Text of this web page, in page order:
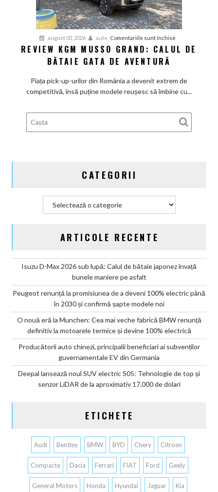
august 03, 2026 auto Comentariile sunt închise
Review
Grand:
Calul
bătaie
gata
de
REVIEW KGM MUSSO GRAND: CALUL DE
BĂTAIE GATA DE AVENTURĂ
Piața pick-up-urilor din România a devenit extrem de
competitivă, însă puține modele reușesc să îmbine cu...
CATEGORII
ARTICOLE RECENTE
Isuzu D-Max 2026 sub lupă: Calul de bătaie japonez învață
bunele maniere pe asfalt
Peugeot renunță la promisiunea de a deveni 100% electric până
în 2030 și confirmă șapte modele noi
O nouă eră la Munchen: Cea mai veche fabrică BMW renunță
definitiv la motoarele termice și devine 100% electrică
Producătorii auto chinezi, principalii beneficiari ai subvenților
guvernamentale EV din Germania
Deepal lansează noul SUV electric S05: Tehnologie de top și
senzor LiDAR de la aproximativ 17.000 de dolari
ETICHETE
Audi Bentley BMW BYD Chery Citroen
Compacte Dacia Ferrari FIAT Ford Geely
General Motors Honda Hyundai Jaguar Kia